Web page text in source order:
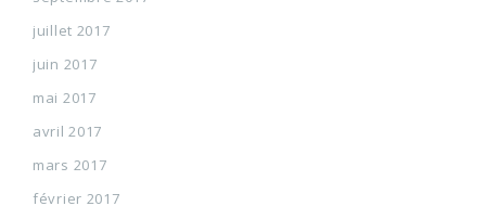
juillet 2017
juin 2017
mai 2017
avril 2017
mars 2017
février 2017